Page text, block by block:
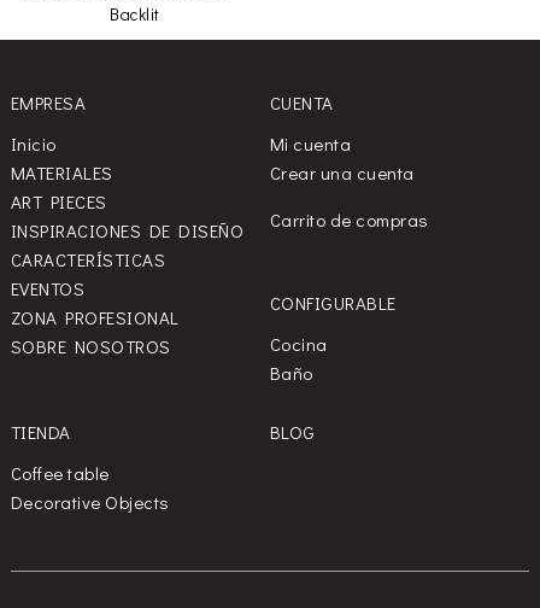
Backlit
EMPRESA
Inicio
MATERIALES
ART PIECES
INSPIRACIONES DE DISEÑO
CARACTERÍSTICAS
EVENTOS
ZONA PROFESIONAL
SOBRE NOSOTROS
CUENTA
Mi cuenta
Crear una cuenta
Carrito de compras
CONFIGURABLE
Cocina
Baño
TIENDA
Coffee table
Decorative Objects
BLOG